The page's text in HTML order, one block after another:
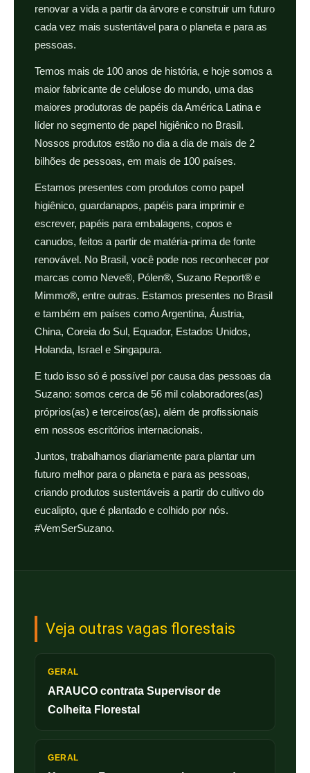
renovar a vida a partir da árvore e construir um futuro
cada vez mais sustentável para o planeta e para as
pessoas.
Temos mais de 100 anos de história, e hoje somos a
maior fabricante de celulose do mundo, uma das
maiores produtoras de papéis da América Latina e
líder no segmento de papel higiênico no Brasil.
Nossos produtos estão no dia a dia de mais de 2
bilhões de pessoas, em mais de 100 países.
Estamos presentes com produtos como papel
higiênico, guardanapos, papéis para imprimir e
escrever, papéis para embalagens, copos e
canudos, feitos a partir de matéria-prima de fonte
renovável. No Brasil, você pode nos reconhecer por
marcas como Neve®, Pólen®, Suzano Report® e
Mimmo®, entre outras. Estamos presentes no Brasil
e também em países como Argentina, Áustria,
China, Coreia do Sul, Equador, Estados Unidos,
Holanda, Israel e Singapura.
E tudo isso só é possível por causa das pessoas da
Suzano: somos cerca de 56 mil colaboradores(as)
próprios(as) e terceiros(as), além de profissionais
em nossos escritórios internacionais.
Juntos, trabalhamos diariamente para plantar um
futuro melhor para o planeta e para as pessoas,
criando produtos sustentáveis a partir do cultivo do
eucalipto, que é plantado e colhido por nós.
#VemSerSuzano.
Veja outras vagas florestais
GERAL
ARAUCO contrata Supervisor de
Colheita Florestal
GERAL